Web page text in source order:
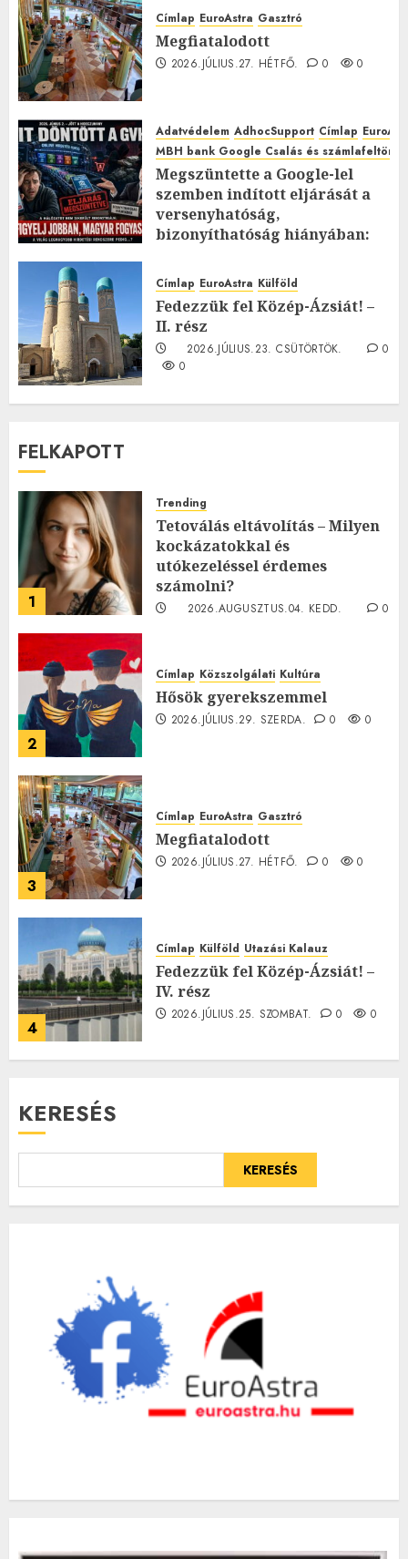
Címlap EuroAstra Gasztró
Megfiatalodott
2026.JÚLIUS.27. HÉTFŐ. 0 0
Adatvédelem AdhocSupport Címlap
MBH bank Google Csalás és
Megszüntette a Google-lel
szemben indított eljárását a
versenyhatóság,
bizonyíthatóság hiányában:
2026.JÚLIUS.23. CSÜTÖRTÖK.
0
Címlap EuroAstra Külföld
Fedezzük fel Közép-Ázsiát! –
II. rész
2026.JÚLIUS.23. CSÜTÖRTÖK.
0
0
FELKAPOTT
1
Trending
Tetoválás eltávolítás – Milyen
kockázatokkal és
utókezeléssel érdemes
számolni?
2026.AUGUSZTUS.04. KEDD.
0
2
Címlap Közszolgálati Kultúra
Hősök gyerekszemmel
2026.JÚLIUS.29. SZERDA. 0 0
3
Címlap EuroAstra Gasztró
Megfiatalodott
2026.JÚLIUS.27. HÉTFŐ. 0 0
4
Címlap Külföld Utazási Kalauz
Fedezzük fel Közép-Ázsiát! –
IV. rész
2026.JÚLIUS.25. SZOMBAT. 0 0
KERESÉS
KERESÉS